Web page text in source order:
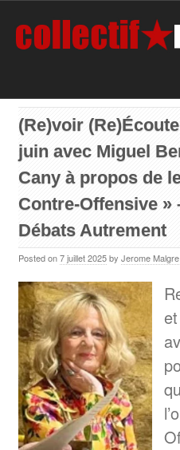
(Re)voir
juin avec Miguel
Cany à propos de
Contre-Offensive »
Débats Autrement
Posted on 7 juillet 2025by Jerome